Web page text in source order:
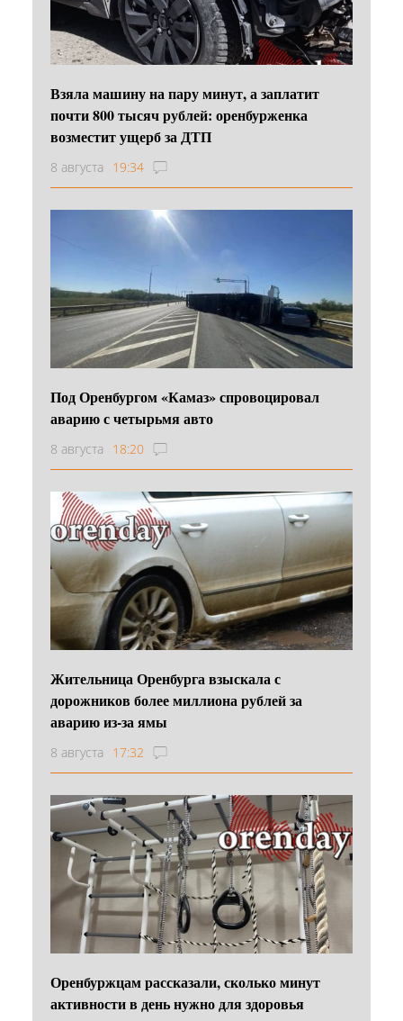
Взяла машину на пару минут, а заплатит
почти 800 тысяч рублей: оренбурженка
возместит ущерб за ДТП
8 августа 19:34
Под Оренбургом «Камаз» спровоцировал
аварию с четырьмя авто
8 августа 18:20
Жительница Оренбурга взыскала с
дорожников более миллиона рублей за
аварию из-за ямы
8 августа 17:32
Оренбуржцам рассказали, сколько минут
активности в день нужно для здоровья